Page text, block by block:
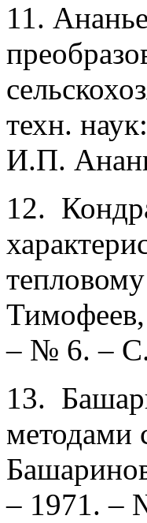
11.
техн.
И.П.
12.
– № 6. –
13.
методами
– 1971. –